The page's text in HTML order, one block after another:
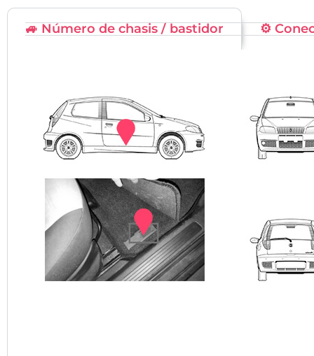
🚙 Número de chasis / bastidor ⚙️